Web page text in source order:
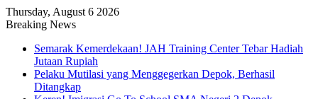
Thursday, August 6 2026
Breaking News
Semarak Kemerdekaan! JAH Training Center Tebar Hadiah
Jutaan Rupiah
Pelaku Mutilasi yang Menggegerkan Depok, Berhasil
Ditangkap